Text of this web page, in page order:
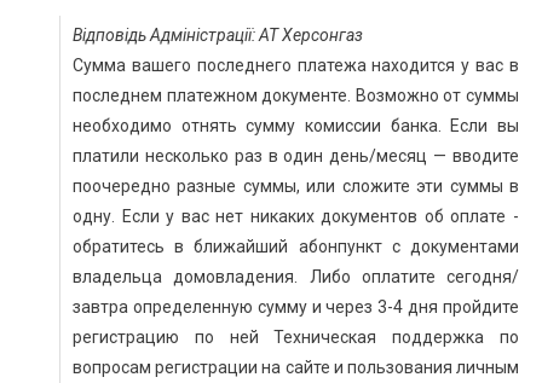
Відповідь Адміністрації: АТ Херсонгаз
Сумма вашего последнего платежа находится у вас в
последнем платежном документе. Возможно от суммы
необходимо отнять сумму комиссии банка. Если вы
платили несколько раз в один день/месяц — вводите
поочередно разные суммы, или сложите эти суммы в
одну. Если у вас нет никаких документов об оплате -
обратитесь в ближайший абонпункт с документами
владельца домовладения. Либо оплатите сегодня/
завтра определенную сумму и через 3-4 дня пройдите
регистрацию по ней Техническая поддержка по
вопросам регистрации на сайте и пользования личным